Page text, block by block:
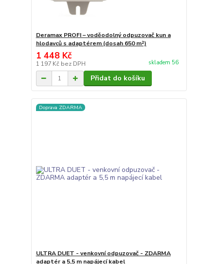
Deramax PROFI – voděodolný odpuzovač kun a
hlodavců s adaptérem (dosah 650 m²)
1 448 Kč
1 197 Kč bez DPH skladem 56
Přidat do košíku
Doprava ZDARMA
ULTRA DUET - venkovní odpuzovač - ZDARMA
adaptér a 5,5 m napájecí kabel